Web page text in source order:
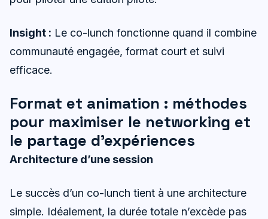
Insight : Le co-lunch fonctionne quand il combine
communauté engagée, format court et suivi
efficace.
Format et animation : méthodes
pour maximiser le networking et
le partage d’expériences
Architecture d’une session
Le succès d’un co-lunch tient à une architecture
simple. Idéalement, la durée totale n’excède pas